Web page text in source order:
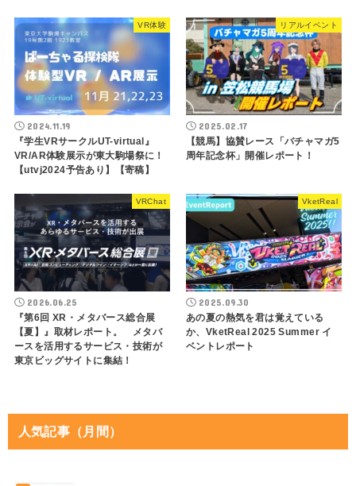
VR体験
2024.11.19
『学生VRサークルUT-virtual』
VR/AR体験展示が東大駒場祭に！
【utvj2024予告あり】【寄稿】
リアルイベント
2025.02.17
【競馬】協賛レース「バチャマガ5
周年記念杯」開催レポート！
VRChat
2026.06.25
『第6回 XR・メタバース総合展
【夏】』取材レポート。 メタバ
ースを活用するサービス・技術が
東京ビッグサイトに集結！
VketReal
2025.09.30
あの夏の熱気を君は覚えている
か、VketReal 2025 Summer イ
ベントレポート
人気記事（月間）